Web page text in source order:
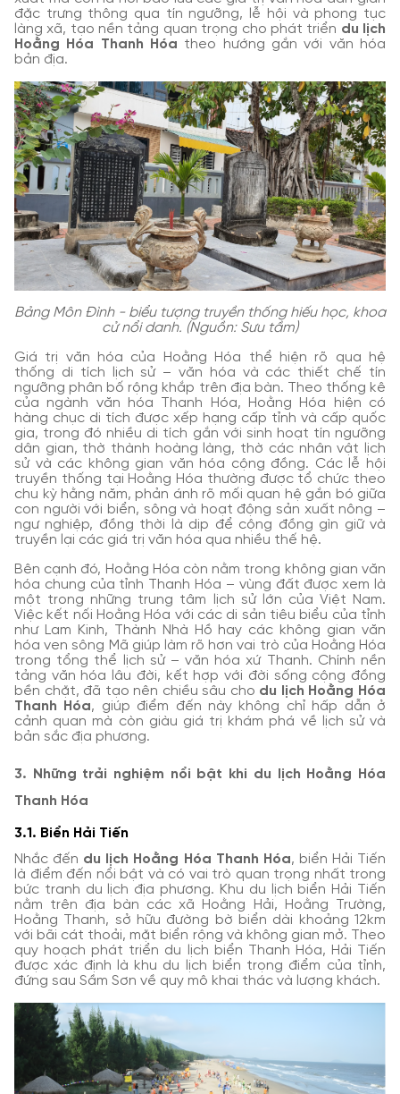
đặc trưng thông qua tín ngưỡng, lễ hội và phong tục
làng xã, tạo nền tảng quan trọng cho phát triển du lịch
Hoằng Hóa Thanh Hóa theo hướng gắn với văn hóa
bản địa.
Bảng Môn Đình - biểu tượng truyền thống hiếu học, khoa
cử nổi danh. (Nguồn: Sưu tầm)
Giá trị văn hóa của Hoằng Hóa thể hiện rõ qua hệ
thống di tích lịch sử – văn hóa và các thiết chế tín
ngưỡng phân bố rộng khắp trên địa bàn. Theo thống kê
của ngành văn hóa Thanh Hóa, Hoằng Hóa hiện có
hàng chục di tích được xếp hạng cấp tỉnh và cấp quốc
gia, trong đó nhiều di tích gắn với sinh hoạt tín ngưỡng
dân gian, thờ thành hoàng làng, thờ các nhân vật lịch
sử và các không gian văn hóa cộng đồng. Các lễ hội
truyền thống tại Hoằng Hóa thường được tổ chức theo
chu kỳ hằng năm, phản ánh rõ mối quan hệ gắn bó giữa
con người với biển, sông và hoạt động sản xuất nông –
ngư nghiệp, đồng thời là dịp để cộng đồng gìn giữ và
truyền lại các giá trị văn hóa qua nhiều thế hệ.
Bên cạnh đó, Hoằng Hóa còn nằm trong không gian văn
hóa chung của tỉnh Thanh Hóa – vùng đất được xem là
một trong những trung tâm lịch sử lớn của Việt Nam.
Việc kết nối Hoằng Hóa với các di sản tiêu biểu của tỉnh
như Lam Kinh, Thành Nhà Hồ hay các không gian văn
hóa ven sông Mã giúp làm rõ hơn vai trò của Hoằng Hóa
trong tổng thể lịch sử – văn hóa xứ Thanh. Chính nền
tảng văn hóa lâu đời, kết hợp với đời sống cộng đồng
bền chặt, đã tạo nên chiều sâu cho du lịch Hoằng Hóa
Thanh Hóa, giúp điểm đến này không chỉ hấp dẫn ở
cảnh quan mà còn giàu giá trị khám phá về lịch sử và
bản sắc địa phương.
3. Những trải nghiệm nổi bật khi du lịch Hoằng Hóa
Thanh Hóa
3.1. Biển Hải Tiến
Nhắc đến du lịch Hoằng Hóa Thanh Hóa, biển Hải Tiến
là điểm đến nổi bật và có vai trò quan trọng nhất trong
bức tranh du lịch địa phương. Khu du lịch biển Hải Tiến
nằm trên địa bàn các xã Hoằng Hải, Hoằng Trường,
Hoằng Thanh, sở hữu đường bờ biển dài khoảng 12km
với bãi cát thoải, mặt biển rộng và không gian mở. Theo
quy hoạch phát triển du lịch biển Thanh Hóa, Hải Tiến
được xác định là khu du lịch biển trọng điểm của tỉnh,
đứng sau Sầm Sơn về quy mô khai thác và lượng khách.